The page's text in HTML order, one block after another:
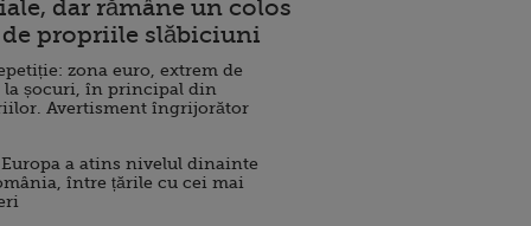
dar rămâne un colos
propriile slăbiciuni
zona euro, extrem de
la șocuri, în principal din
Avertisment îngrijorător
a atins nivelul dinainte
între țările cu cei mai